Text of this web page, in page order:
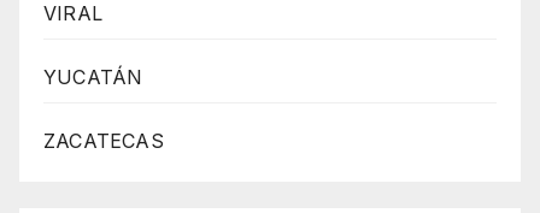
VIRAL
YUCATÁN
ZACATECAS